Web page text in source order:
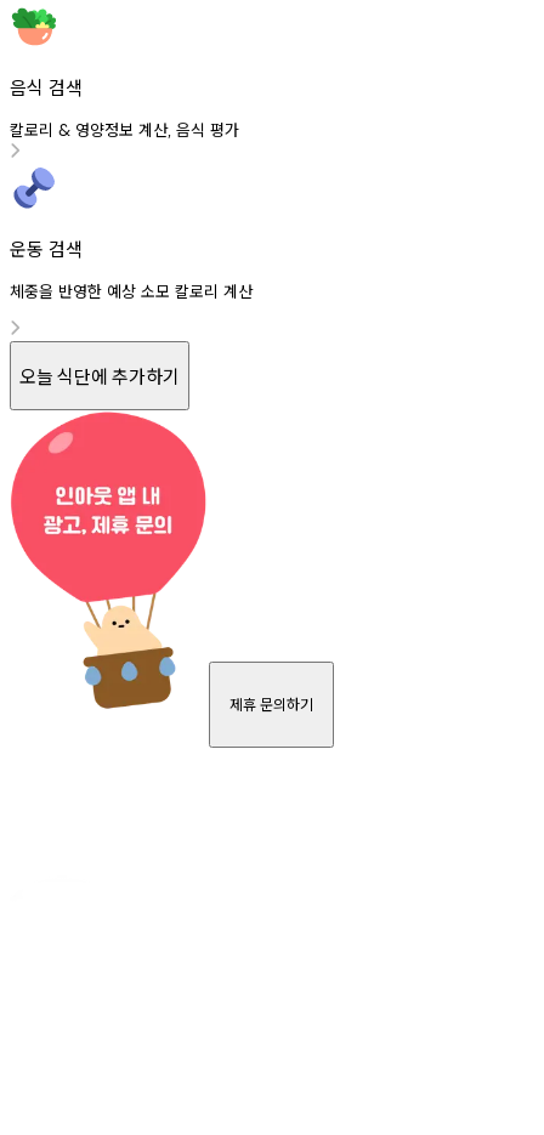
음식 검색
칼로리 & 영양정보 계산, 음식 평가
운동 검색
체중을 반영한 예상 소모 칼로리 계산
오늘 식단에 추가하기
제휴 문의하기